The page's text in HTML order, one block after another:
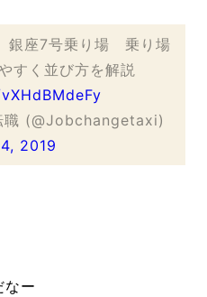
銀座7号乗り場 乗り場
すく並び方を解説
職 (@Jobchangetaxi)
2019
なー